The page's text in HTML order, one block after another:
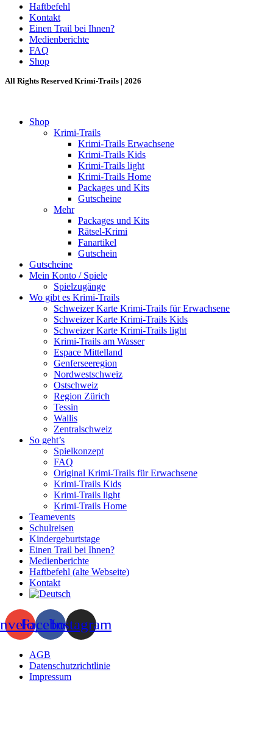
Haftbefehl
Kontakt
Einen Trail bei Ihnen?
Medienberichte
FAQ
Shop
All Rights Reserved Krimi-Trails | 2026
Shop
Krimi-Trails
Krimi-Trails Erwachsene
Krimi-Trails Kids
Krimi-Trails light
Krimi-Trails Home
Packages und Kits
Gutscheine
Mehr
Packages und Kits
Rätsel-Krimi
Fanartikel
Gutschein
Gutscheine
Mein Konto / Spiele
Spielzugänge
Wo gibt es Krimi-Trails
Schweizer Karte Krimi-Trails für Erwachsene
Schweizer Karte Krimi-Trails Kids
Schweizer Karte Krimi-Trails light
Krimi-Trails am Wasser
Espace Mittelland
Genferseeregion
Nordwestschweiz
Ostschweiz
Region Zürich
Tessin
Wallis
Zentralschweiz
So geht’s
Spielkonzept
FAQ
Original Krimi-Trails für Erwachsene
Krimi-Trails Kids
Krimi-Trails light
Krimi-Trails Home
Teamevents
Schulreisen
Kindergeburtstage
Einen Trail bei Ihnen?
Medienberichte
Haftbefehl (alte Webseite)
Kontakt
FacebookInstagram
AGB
Datenschutzrichtlinie
Impressum